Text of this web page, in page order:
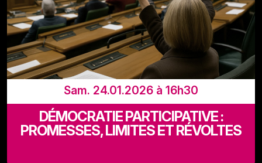
Sam. 24.01.2026 à 16h30
DÉMOCRATIE PARTICIPATIVE :
PROMESSES, LIMITES ET RÉVOLTES